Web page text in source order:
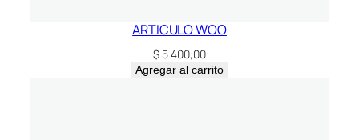
ARTICULO WOO
$ 5.400,00
Agregar al carrito